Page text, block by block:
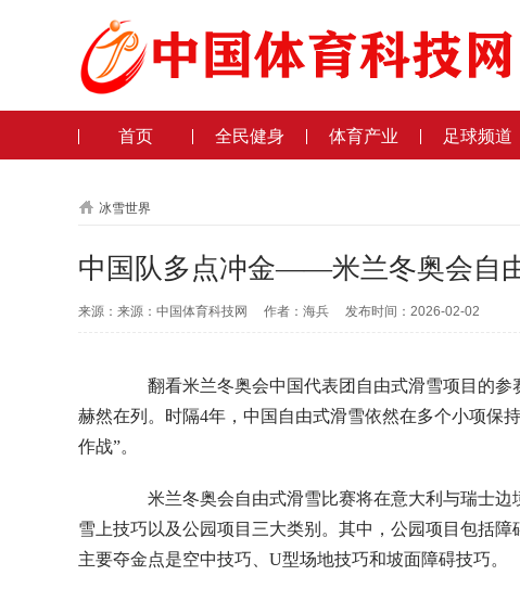
首页 全民健身 体育产业 足球频道
冰雪世界
中国队多点冲金——米兰冬奥会自
来源：来源：中国体育科技网 作者：海兵 发布时间：2026-02-02
翻看米兰冬奥会中国代表团自由式滑雪项目的参
赫然在列。时隔4年，中国自由式滑雪依然在多个小项保
作战”。
米兰冬奥会自由式滑雪比赛将在意大利与瑞士边
雪上技巧以及公园项目三大类别。其中，公园项目包括
主要夺金点是空中技巧、U型场地技巧和坡面障碍技巧。